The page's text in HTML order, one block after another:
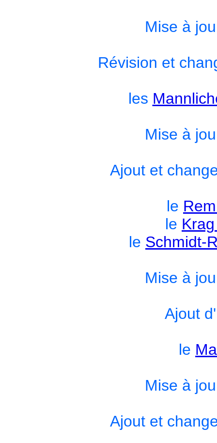
Mise à
Révision et
les
Mise à
Ajout et
le
le
le Schmidt-
Mise à
Ajout
le
Mise à
Ajout et